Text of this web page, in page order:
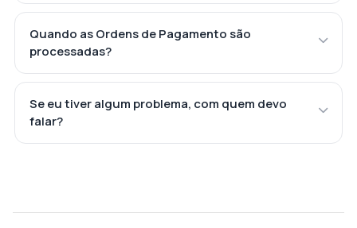
Quando as Ordens de Pagamento são
processadas?
Se eu tiver algum problema, com quem devo
falar?